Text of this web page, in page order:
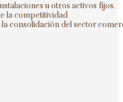
u otros activos fijos.
la competitividad
consolidación del sector